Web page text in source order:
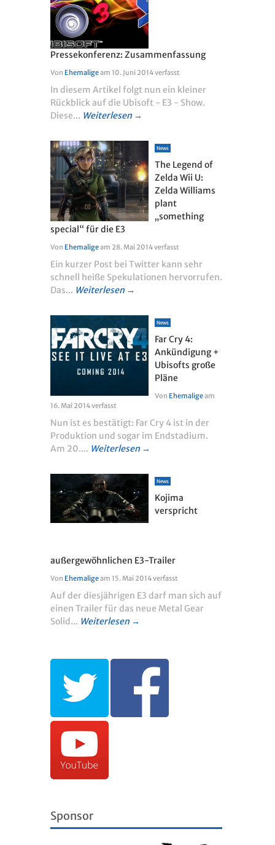
Pressekonferenz: Zusammenfassung
Von Ehemaligeam 10. Juni 2014verfasst
In diesem Artikel folgt nun ein kleiner
Rückblick auf die Ubisoft - E3 - Show.
Diese... Weiterlesen →
News
The Legend of
Zelda Wii U:
Zelda Williams
plant
„something
special“ für die E3
Von Ehemaligeam 28. Mai 2014verfasst
Ein kurzer Post bei Twitter kann sehr
schnell heiße Spekulationen hervorrufen.
Das... Weiterlesen →
News
Far Cry 4:
Ankündigung +
Ubisofts große
Pläne
Von Ehemaligeam
16. Mai 2014verfasst
Nun ist es bestätigt: Far Cry 4 ist in der
Produktion und sogar im Endstadium.
Am 20.... Weiterlesen →
News
Kojima
verspricht
außergewöhnlichen E3-Trailer
Von Ehemaligeam 15. Mai 2014verfasst
Auf der diesjährigen E3 darf man sich auf
einen Trailer für das neue Metal Gear
Solid... Weiterlesen →
Sponsor